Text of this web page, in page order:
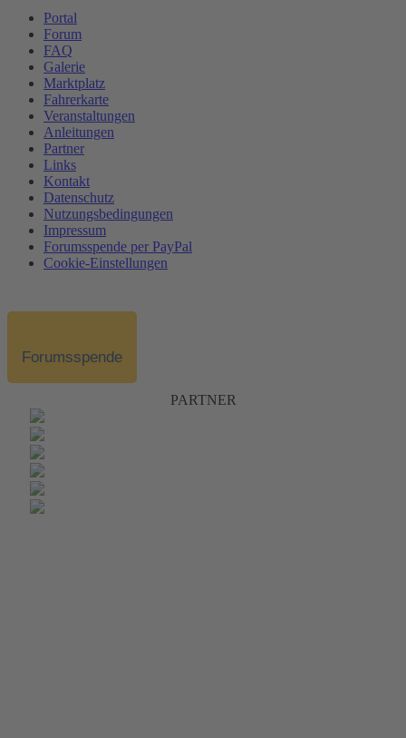
Portal
Forum
FAQ
Galerie
Marktplatz
Fahrerkarte
Veranstaltungen
Anleitungen
Partner
Links
Kontakt
Datenschutz
Nutzungsbedingungen
Impressum
Forumsspende per PayPal
Cookie-Einstellungen
Forumsspende
PARTNER